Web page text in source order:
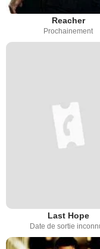
Reacher
Prochainement
Last Hope
Date de sortie